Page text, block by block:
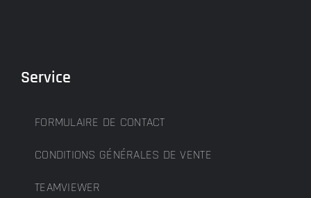
Service
FORMULAIRE DE CONTACT
CONDITIONS GÉNÉRALES DE VENTE
TEAMVIEWER